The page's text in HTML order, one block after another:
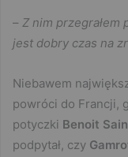
– Z nim
jest dobry czas na
Niebawem
powróci do Francji,
potyczki Benoit
podpytał, czy